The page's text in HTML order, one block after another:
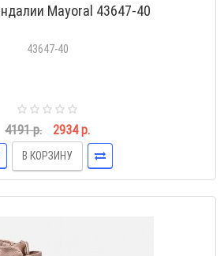
Mayoral 43647-40
43647-40
4191 р. 2934 р.
В КОРЗИНУ